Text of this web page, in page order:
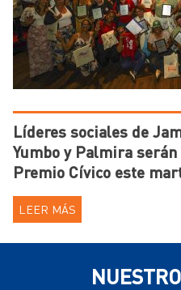
Líderes sociales de
Yumbo y Palmira
Premio Cívico este
LEER MÁS